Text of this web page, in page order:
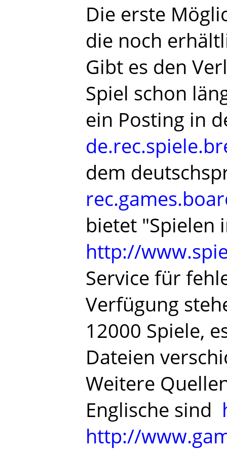
Die erste
die noch
Gibt es den
Spiel schon
ein Posting in
dem
bietet "Spielen
http://
Service für
Verfügung
12000 Spiele,
Dateien
Weitere
Englische sind
http://